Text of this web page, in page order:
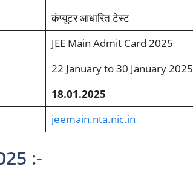
कंप्यूटर आधारित टेस्ट
JEE Main Admit Card 2025
22 January to 30 January 2025
18.01.2025
jeemain.nta.nic.in
:-